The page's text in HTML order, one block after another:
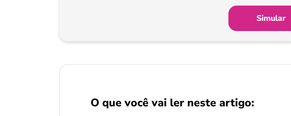
Simular
O que você vai ler neste artigo: